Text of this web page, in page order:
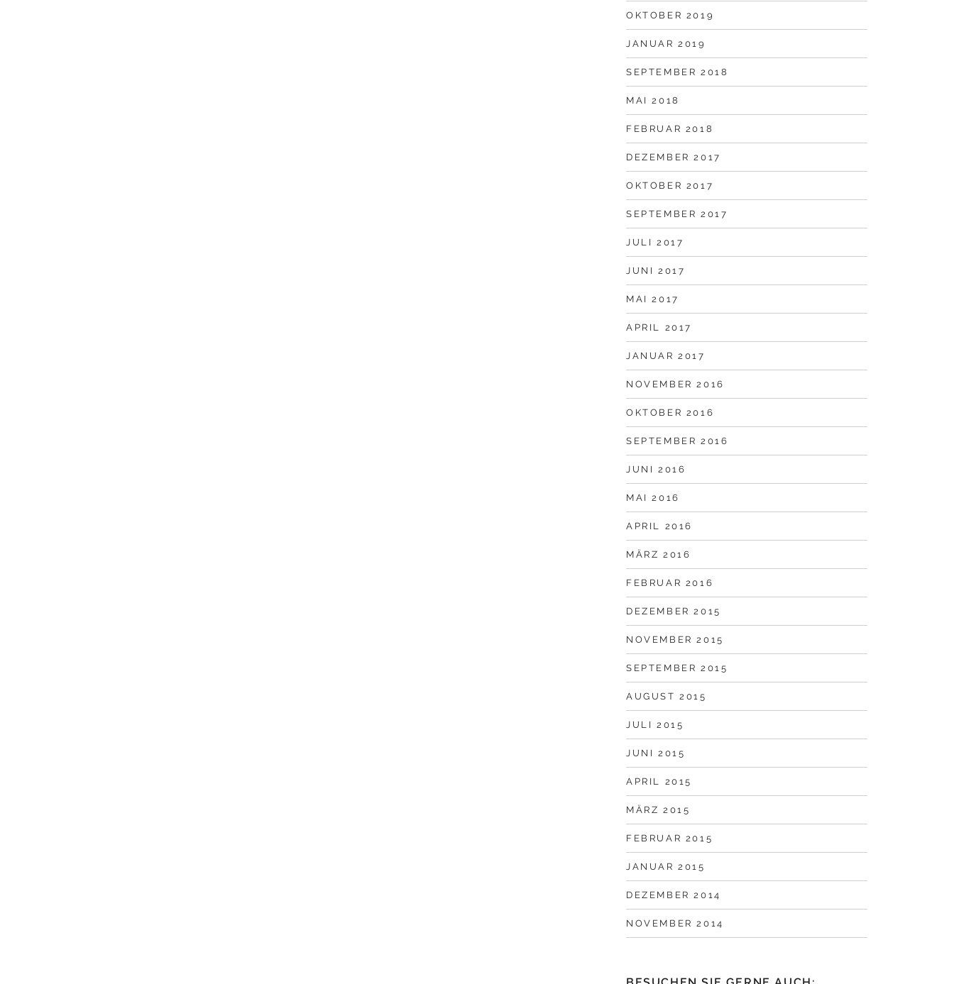
OKTOBER 2019
JANUAR 2019
SEPTEMBER 2018
MAI 2018
FEBRUAR 2018
DEZEMBER 2017
OKTOBER 2017
SEPTEMBER 2017
JULI 2017
JUNI 2017
MAI 2017
APRIL 2017
JANUAR 2017
NOVEMBER 2016
OKTOBER 2016
SEPTEMBER 2016
JUNI 2016
MAI 2016
APRIL 2016
MÄRZ 2016
FEBRUAR 2016
DEZEMBER 2015
NOVEMBER 2015
SEPTEMBER 2015
AUGUST 2015
JULI 2015
JUNI 2015
APRIL 2015
MÄRZ 2015
FEBRUAR 2015
JANUAR 2015
DEZEMBER 2014
NOVEMBER 2014